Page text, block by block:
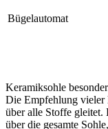
Bügelautomat
Keramiksohle
Die Empfehlung vieler
über alle Stoffe gleitet.
über die gesamte